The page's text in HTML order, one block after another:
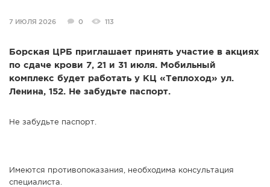
7 ИЮЛЯ 2026 0 113
Борская ЦРБ приглашает принять участие в акциях
по сдаче крови 7, 21 и 31 июля. Мобильный
комплекс будет работать у КЦ «Теплоход» ул.
Ленина, 152. Не забудьте паспорт.
Не забудьте паспорт.
Имеются противопоказания, необходима консультация
специалиста.